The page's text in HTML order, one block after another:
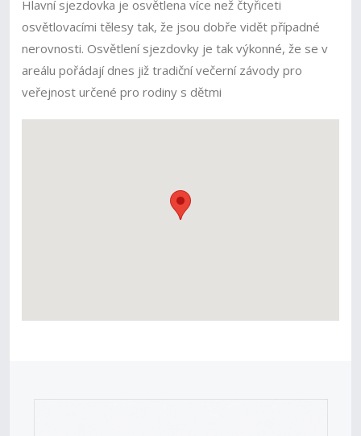
Hlavní sjezdovka je osvětlena více než čtyřiceti
osvětlovacími tělesy tak, že jsou dobře vidět případné
nerovnosti. Osvětlení sjezdovky je tak výkonné, že se v
areálu pořádají dnes již tradiční večerní závody pro
veřejnost určené pro rodiny s dětmi